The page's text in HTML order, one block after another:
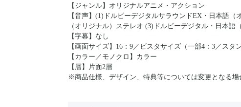
【ジャンル】オリジナルアニメ・アクション
【音声】(1)ドルビーデジタルサラウンドEX・日本語
（オリジナル）ステレオ (3)ドルビーデジタル・日本語
【字幕】なし
【画面サイズ】16：9／ビスタサイズ（一部4：3／スタ
【カラー／モノクロ】カラー
【層】片面2層
※商品仕様、デザイン、特典等については変更となる場